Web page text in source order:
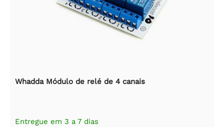
Whadda Módulo de relé de 4 canais
Entregue em 3 a 7 dias